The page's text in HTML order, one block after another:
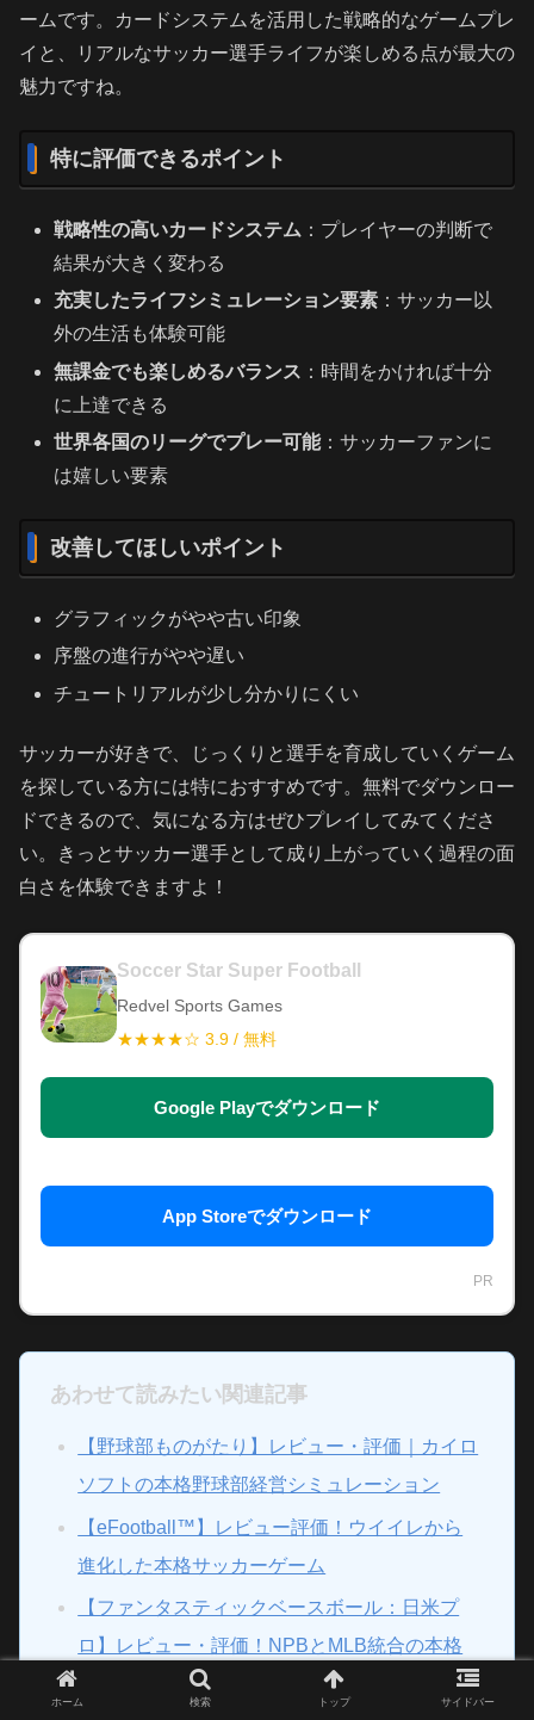
ームです。カードシステムを活用した戦略的なゲームプレ
イと、リアルなサッカー選手ライフが楽しめる点が最大の
魅力ですね。
特に評価できるポイント
戦略性の高いカードシステム ：プレイヤーの判断で
結果が大きく変わる
充実したライフシミュレーション要素 ：サッカー以
外の生活も体験可能
無課金でも楽しめるバランス ：時間をかければ十分
に上達できる
世界各国のリーグでプレー可能：サッカーファンに
は嬉しい要素
改善してほしいポイント
グラフィックがやや古い印象
序盤の進行がやや遅い
チュートリアルが少し分かりにくい
サッカーが好きで、じっくりと選手を育成していくゲーム
を探している方には特におすすめです。無料でダウンロー
ドできるので、気になる方はぜひプレイしてみてくださ
い。きっとサッカー選手として成り上がっていく過程の面
白さを体験できますよ！
Soccer Star Super Football
Redvel Sports Games
★★★★☆ 3.9 / 無料
Google Playでダウンロード
App Storeでダウンロード
PR
あわせて読みたい関連記事
【野球部ものがたり】レビュー・評価｜カイロ
ソフトの本格野球部経営シミュレーション
【eFootball™】レビュー評価！ウイイレから
進化した本格サッカーゲーム
【ファンタスティックベースボール：日米プ
ロ】レビュー・評価！NPBとMLB統合の本格
ホーム 検索 トップ サイドバー